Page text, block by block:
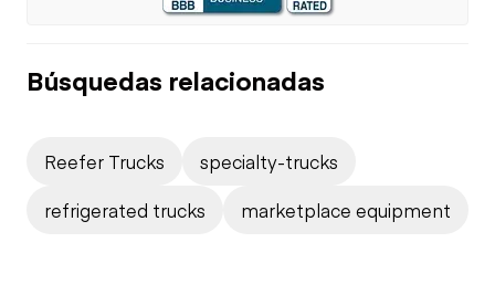
Búsquedas relacionadas
Reefer Trucks
specialty-trucks
refrigerated trucks
marketplace equipment